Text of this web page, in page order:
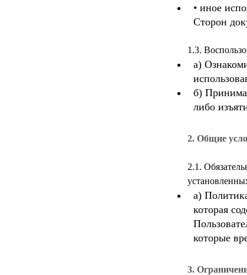
• иное
Сторон
а)
б)
либо
2. Общие
2.1.
а)
которая
которые
3.